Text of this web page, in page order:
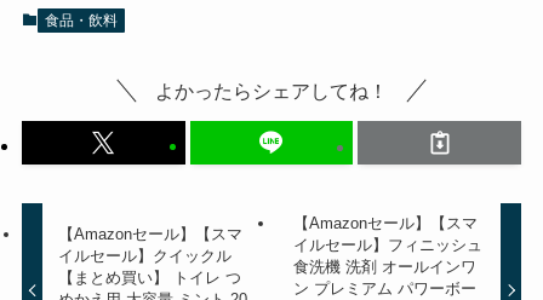
食品・飲料
よかったらシェアしてね！
【Amazonセール】【スマ
イルセール】クイックル
【まとめ買い】 トイレ つ
【Amazonセール】【スマ
イルセール】フィニッシュ
食洗機 洗剤 オールインワ
ン プレミアム パワーボー